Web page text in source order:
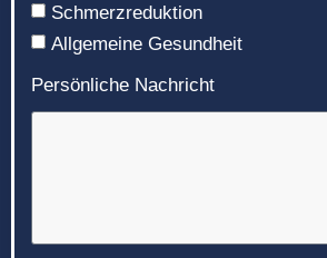
Schmerzreduktion
Allgemeine Gesundheit
Persönliche Nachricht